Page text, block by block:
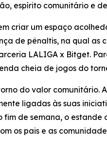
espírito comunitário e
criar um espaço
de pênaltis, na qual as
LALIGA x Bitget.
cheia de jogos do
do valor comunitário.
ligadas às suas
fim de semana, o
os pais e as